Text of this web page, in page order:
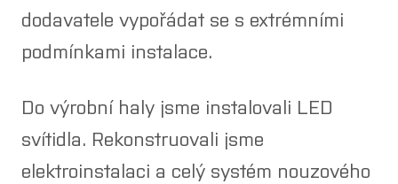
dodavatele vypořádat se s extrémními
podmínkami instalace.
Do výrobní haly jsme instalovali LED
svítidla. Rekonstruovali jsme
elektroinstalaci a celý systém nouzového